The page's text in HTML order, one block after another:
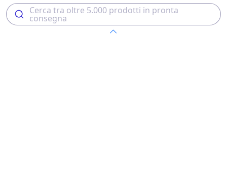
Cerca tra oltre 5.000 prodotti in pronta
consegna